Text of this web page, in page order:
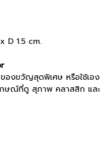
D 1.5 cm.
องขวัญสุดพิเศษ หรือใช้เอง
กษณ์ที่ดู สุภาพ คลาสสิก และ